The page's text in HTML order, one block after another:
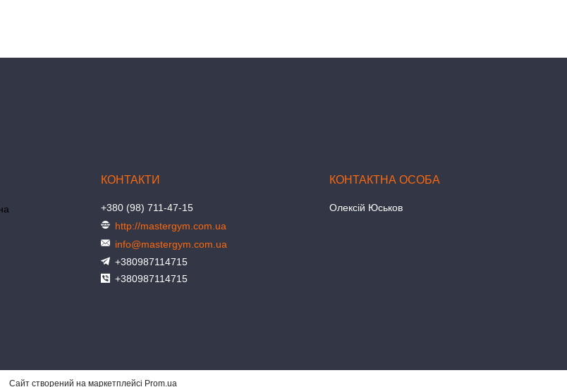
+380 (98) 711-47-15
http://mastergym.com.ua
info@mastergym.com.ua
+380987114715
+380987114715
Олексій Юськов
Сайт створений на маркетплейсі Prom.ua